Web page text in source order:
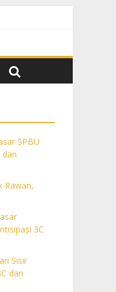
SPBU
Rawan,
3C
Sisir
dan